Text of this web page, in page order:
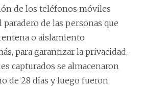
de los teléfonos móviles
de las personas que
o aislamiento
para garantizar la privacidad,
capturados se almacenaron
de 28 días y luego fueron